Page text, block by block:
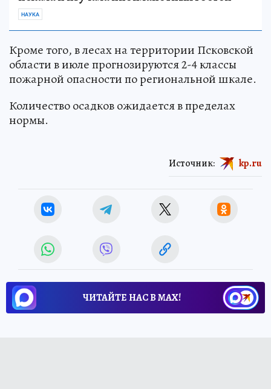
НАУКА
Кроме того, в лесах на территории Псковской
области в июле прогнозируются 2-4 классы
пожарной опасности по региональной шкале.
Количество осадков ожидается в пределах
нормы.
Источник: kp.ru
ЧИТАЙТЕ НАС В МАХ!